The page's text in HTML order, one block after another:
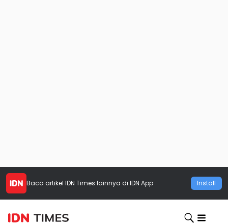
Baca artikel IDN Times lainnya di IDN App Install